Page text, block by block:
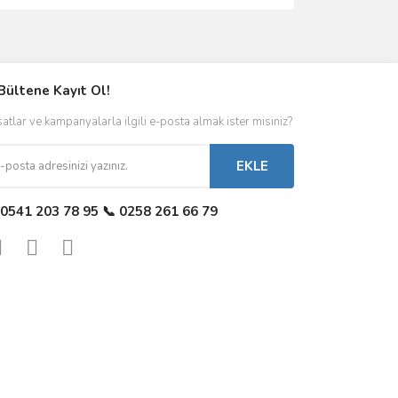
Kayıt Ol!
ve kampanyalarla ilgili e-posta almak ister misiniz?
EKLE
203 78 95 📞 0258 261 66 79